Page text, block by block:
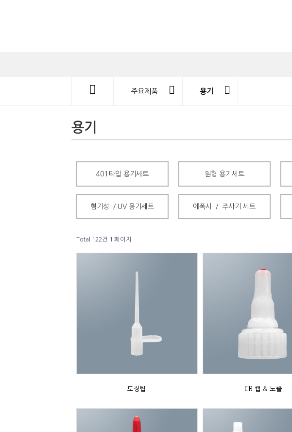
주요제품 용기
용기
401타입 용기세트 원형 용기세트
혐기성 ／UV 용기세트 에폭시 ／ 주사기 세트
Total 122건 1 페이지
도징팁 CB 캡 & 노즐